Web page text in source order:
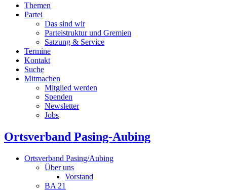
Themen
Partei
Das sind wir
Parteistruktur und Gremien
Satzung & Service
Termine
Kontakt
Suche
Mitmachen
Mitglied werden
Spenden
Newsletter
Jobs
Ortsverband Pasing-Aubing
Ortsverband Pasing/Aubing
Über uns
Vorstand
BA 21